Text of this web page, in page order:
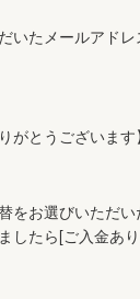
いたメールアド
がとうございます
をお選びいただ
したら[ご入金あ